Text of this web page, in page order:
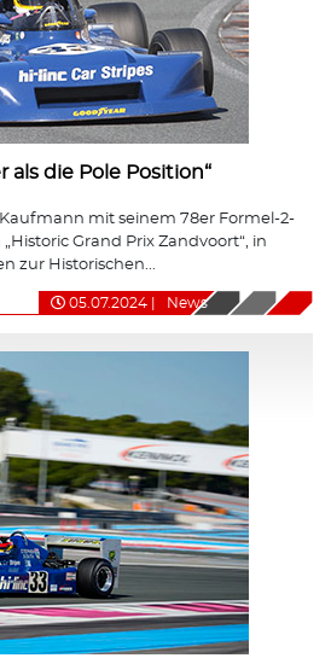
als die Pole Position“
mit seinem 78er Formel-2-
Grand Prix Zandvoort“, in
zur Historischen...
05.07.2024 News